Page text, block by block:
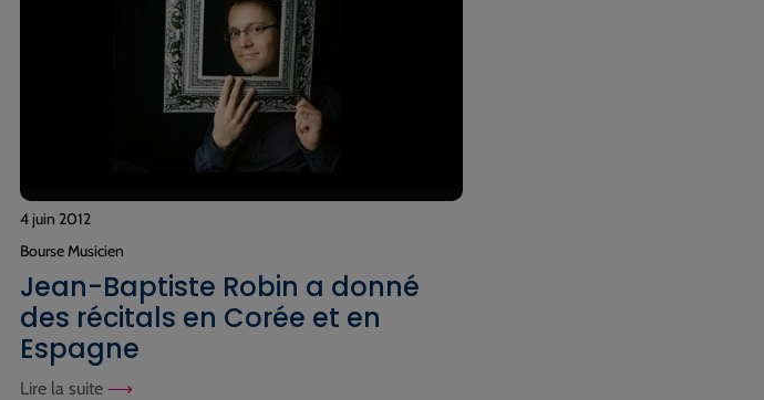
4 juin 2012
Bourse Musicien
Jean-Baptiste Robin a donné
des récitals en Corée et en
Espagne
Lire la suite